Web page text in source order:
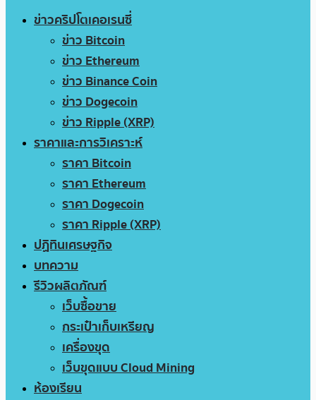
ข่าวคริปโตเคอเรนซี่
ข่าว Bitcoin
ข่าว Ethereum
ข่าว Binance Coin
ข่าว Dogecoin
ข่าว Ripple (XRP)
ราคาและการวิเคราะห์
ราคา Bitcoin
ราคา Ethereum
ราคา Dogecoin
ราคา Ripple (XRP)
ปฏิทินเศรษฐกิจ
บทความ
รีวิวผลิตภัณฑ์
เว็บซื้อขาย
กระเป๋าเก็บเหรียญ
เครื่องขุด
เว็บขุดแบบ Cloud Mining
ห้องเรียน